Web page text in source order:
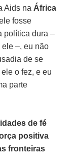
Aids na África
fosse
política dura –
–, eu não
de se
o fez, e eu
parte
de fé
positiva
fronteiras